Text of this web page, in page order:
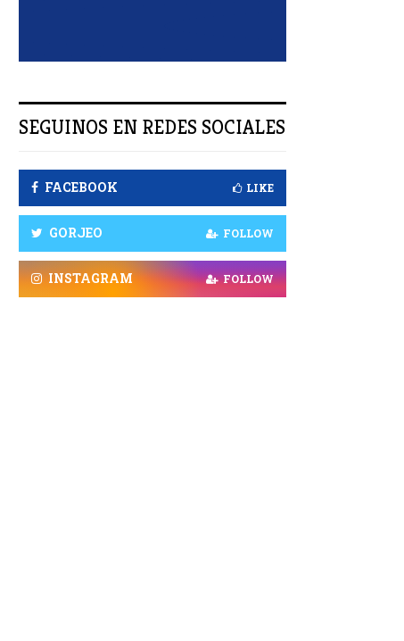
SEGUINOS EN REDES SOCIALES
FACEBOOK LIKE
GORJEO FOLLOW
INSTAGRAM FOLLOW